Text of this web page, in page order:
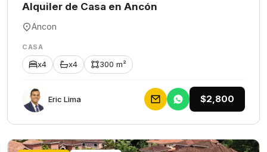
Alquiler de Casa en Ancón
Ancon
CASA
x4 x4 300 m²
Eric Lima $2,800